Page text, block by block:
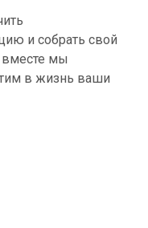
и собрать свой
вместе мы
в жизнь ваши